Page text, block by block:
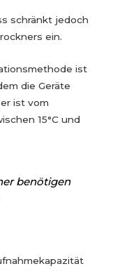
schränkt jedoch
ein.
ist
die Geräte
ist vom
15°C und
benötigen